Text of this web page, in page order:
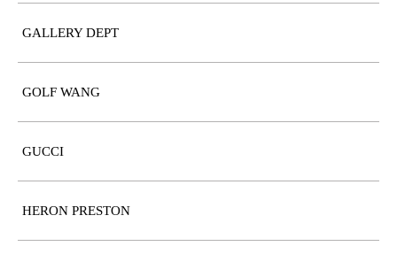
GALLERY DEPT
GOLF WANG
GUCCI
HERON PRESTON